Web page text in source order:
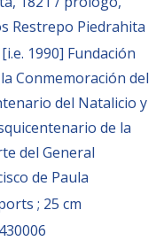
Restrepo Piedrahita
1990] Fundación
Conmemoración del
del Natalicio y
de la
del General
de Paula
; 25 cm